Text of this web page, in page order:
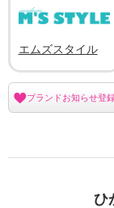
エムズスタイル
ブランドお知らせ登
ひ